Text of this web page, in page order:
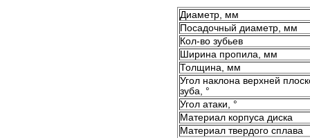
Диаметр, мм
Посадочный диаметр, мм
Кол-во зубьев
Ширина пропила, мм
Толщина, мм
Угол наклона верхней
зуба, °
Угол атаки, °
Материал корпуса диска
Материал твердого сплава